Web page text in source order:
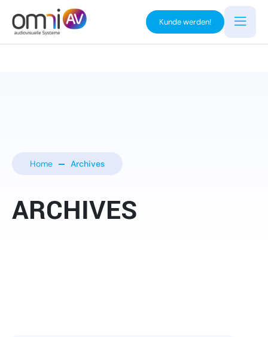
Kunde werden!
Home Archives
ARCHIVES